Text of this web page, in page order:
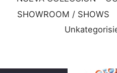
SHOWROOM / SHOWS